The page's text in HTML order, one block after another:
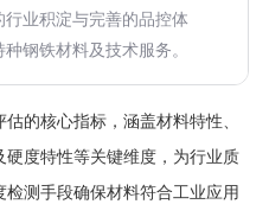
业积淀与完善的品控体
钢铁材料及技术服务。
的核心指标，涵盖材料特性、
度特性等关键维度，为行业质
测手段确保材料符合工业应用